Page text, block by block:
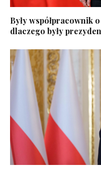
Były współpracownik
dlaczego były